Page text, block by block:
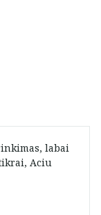
labai
Aciu